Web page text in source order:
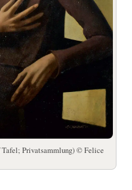
Privatsammlung) © Felice